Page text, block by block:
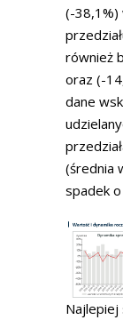
(-38,1%)
również
oraz (-
dane
(średnia
spadek
Najlepiej